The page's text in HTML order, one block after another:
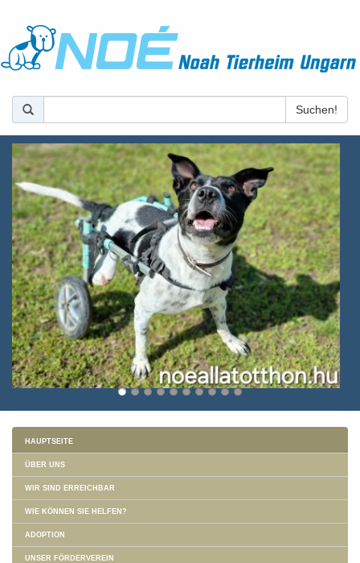
HAUPTSEITE
ÜBER UNS
WIR SIND ERREICHBAR
WIE KÖNNEN SIE HELFEN?
ADOPTION
UNSER FÖRDERVEREIN